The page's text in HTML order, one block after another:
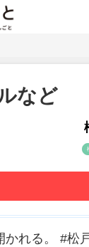
など
かれる。 #松